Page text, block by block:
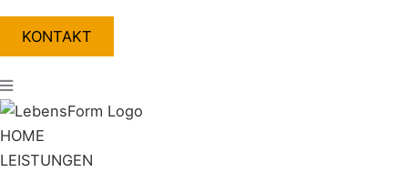
KONTAKT
HOME
LEISTUNGEN